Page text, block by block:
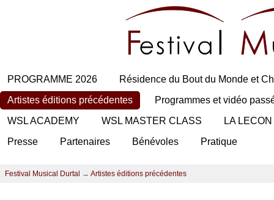
PROGRAMME 2026
Résidence du Bout du Monde et
Artistes éditions précédentes
Programmes et vidéo
WSL ACADEMY
WSL MASTER CLASS
LA
Presse
Partenaires Bénévoles Pratique
Festival Musical Durtal → Artistes éditions précédentes